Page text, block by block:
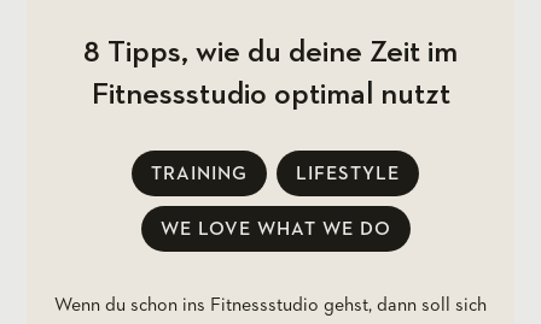
8 Tipps, wie du deine Zeit im
Fitnessstudio optimal nutzt
TRAINING LIFESTYLE
WE LOVE WHAT WE DO
Wenn du schon ins Fitnessstudio gehst, dann soll sich